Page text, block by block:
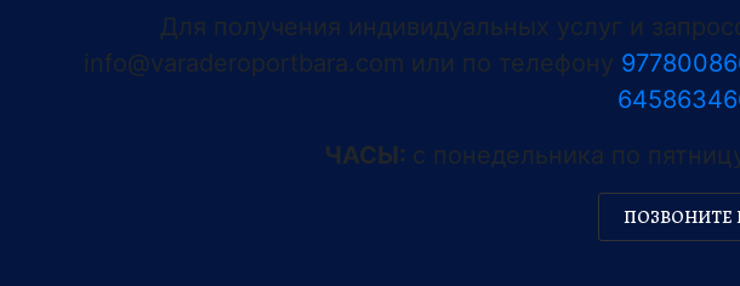
Для получения индивидуальных услуг и
info@varaderoportbara.com или по телефону
ЧАСЫ: с понедельника по
ПОЗВОНИТЕ